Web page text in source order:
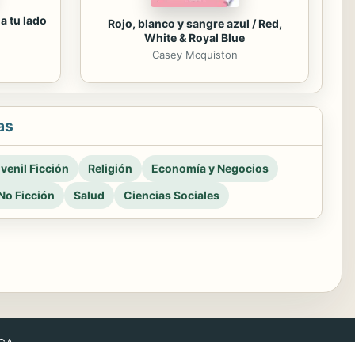
tu lado
Rojo, blanco y sangre azul / Red,
White & Royal Blue
Casey Mcquiston
Ficción Religión
Economía y Negocios
Ficción
Salud Ciencias Sociales